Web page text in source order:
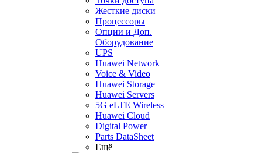
Жесткие диски
Процессоры
Опции и Доп.
Оборудование
UPS
Huawei Network
Voice & Video
Huawei Storage
Huawei Servers
5G eLTE Wireless
Huawei Cloud
Digital Power
Parts DataSheet
Ещё